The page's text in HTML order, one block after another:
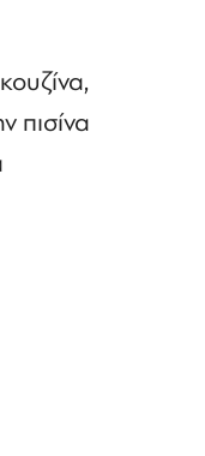
πισίνα